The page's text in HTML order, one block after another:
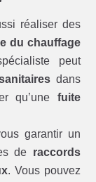
réaliser des
du chauffage
peut
dans
qu’une fuite
garantir un
de raccords
. Vous pouvez